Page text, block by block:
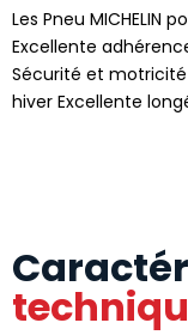
Les Pneu
Excellente
Sécurité et
hiver Excellente